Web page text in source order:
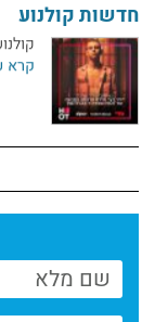
חדשות קולנוע
קרא
קרא